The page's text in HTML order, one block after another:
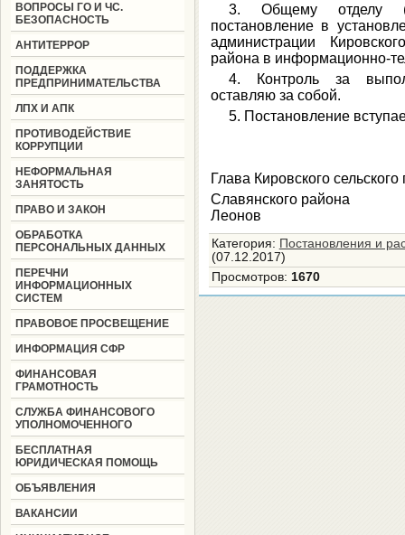
ВОПРОСЫ ГО И ЧС.
БЕЗОПАСНОСТЬ
АНТИТЕРРОР
ПОДДЕРЖКА
ПРЕДПРИНИМАТЕЛЬСТВА
ЛПХ И АПК
ПРОТИВОДЕЙСТВИЕ
КОРРУПЦИИ
НЕФОРМАЛЬНАЯ
ЗАНЯТОСТЬ
ПРАВО И ЗАКОН
ОБРАБОТКА
ПЕРСОНАЛЬНЫХ ДАННЫХ
ПЕРЕЧНИ
ИНФОРМАЦИОННЫХ
СИСТЕМ
ПРАВОВОЕ ПРОСВЕЩЕНИЕ
ИНФОРМАЦИЯ СФР
ФИНАНСОВАЯ
ГРАМОТНОСТЬ
СЛУЖБА ФИНАНСОВОГО
УПОЛНОМОЧЕННОГО
БЕСПЛАТНАЯ
ЮРИДИЧЕСКАЯ ПОМОЩЬ
ОБЪЯВЛЕНИЯ
ВАКАНСИИ
3. Общему отделу
постановление в
администрации
района в информационно-
4. Контроль за
оставляю за собой.
5. Постановление
Глава Кировского
Леонов
Категория: Постановления и
(07.12.2017)
Просмотров: 1670